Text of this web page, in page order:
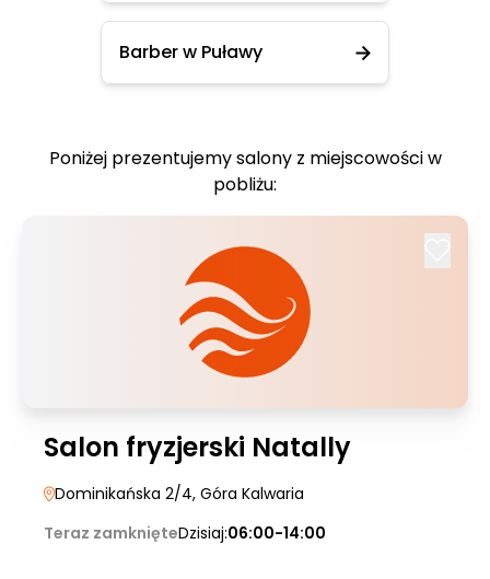
Barber w Puławy
Poniżej prezentujemy salony z miejscowości w
pobliżu:
Salon fryzjerski Natally
Dominikańska 2/4, Góra Kalwaria
Teraz zamknięteDzisiaj:06:00-14:00